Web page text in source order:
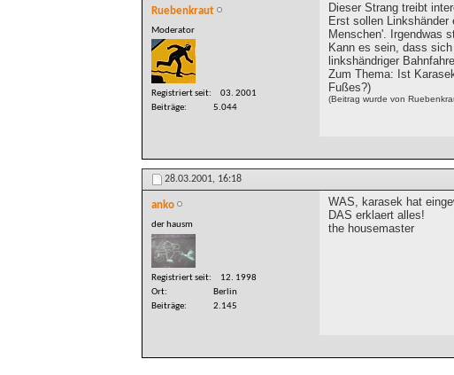
Ruebenkraut
Moderator
Registriert seit
03. 2001
Beiträge
5.044
Dieser Strang treibt
Erst sollen
Menschen'. Irgendwas
Kann es sein, dass
linkshändriger
Zum Thema: Ist
Fußes?)
(Beitrag wurde von
28.03.2001, 16:18
anko
der hausm
Registriert seit
12. 1998
Ort
Berlin
Beiträge
2.145
WAS, karasek hat
DAS erklaert alles!
the housemaster